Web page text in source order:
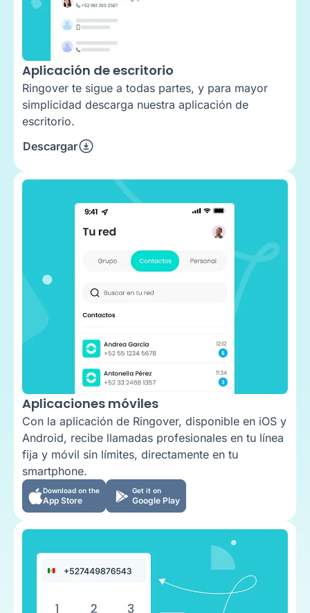
Aplicación de escritorio
Ringover te sigue a todas partes, y para mayor
simplicidad descarga nuestra aplicación de
escritorio.
Descargar
Aplicaciones móviles
Con la aplicación de Ringover, disponible en iOS y
Android, recibe llamadas profesionales en tu línea
fija y móvil sin límites, directamente en tu
smartphone.
Download on the
App Store
Get it on
Google Play